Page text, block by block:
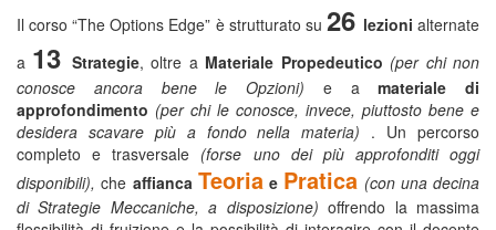
Il corso “The Options Edge” è strutturato su 26 lezioni alternate
a 13 Strategie, oltre a Materiale Propedeutico (per chi non
conosce ancora bene le Opzioni) e amateriale di
approfondimento (per chi le conosce, invece, piuttosto bene e
desidera scavare più a fondo nella materia) . Un percorso
completo e trasversale (forse uno dei più approfonditi oggi
disponibili), che affianca Teoriae Pratica (con una decina
di Strategie Meccaniche, a disposizione)offrendo la massima